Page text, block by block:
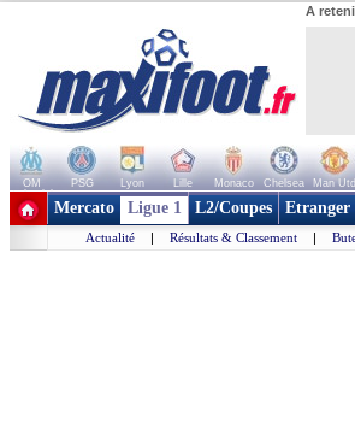
A
OM PSG Lyon Lille Monaco Chelsea Man Utd
+ de clubs
Mercato Ligue 1 L2/Coupes Etranger
Actualité | Résultats & Classement |